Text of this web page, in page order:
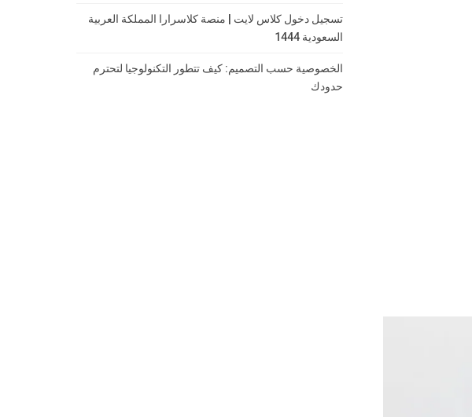
تسجيل دخول كلاس لايت | منصة كلاسرارا المملكة العربية
السعودية 1444
الخصوصية حسب التصميم: كيف تتطور التكنولوجيا لتحترم
حدودك